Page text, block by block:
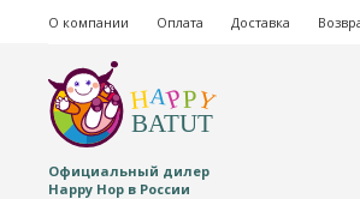
О компании Оплата Доставка
Официальный дилер
Happy Hop в России